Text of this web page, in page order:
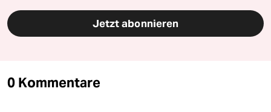
Jetzt abonnieren
0 Kommentare